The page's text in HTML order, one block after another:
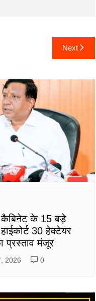
Next
कैबिनेट के 15 बड़े
30 हेक्टेयर
प्रस्ताव मंजूर
2026 0